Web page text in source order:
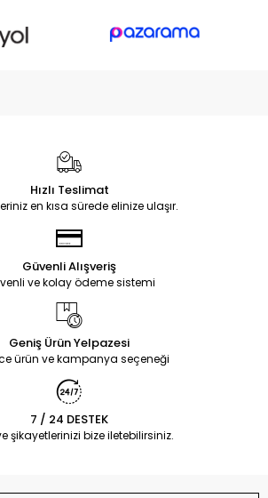
Hızlı Teslimat
en kısa sürede elinize ulaşır.
Güvenli Alışveriş
ve kolay ödeme sistemi
Geniş Ürün Yelpazesi
ürün ve kampanya seçeneği
7 / 24 DESTEK
şikayetlerinizi bize iletebilirsiniz.